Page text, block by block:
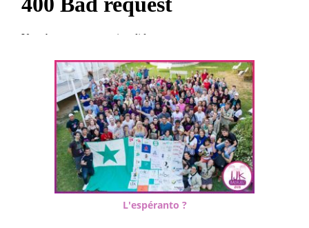
L'espéranto ?